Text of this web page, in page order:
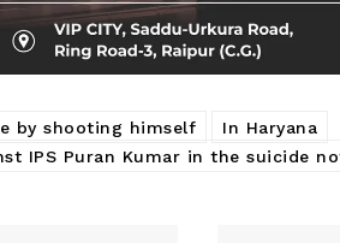
by shooting himself
In Haryana
IPS Puran Kumar in the suicide